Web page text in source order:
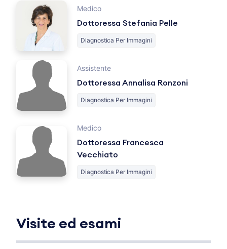
Medico
Dottoressa Stefania Pelle
Diagnostica Per Immagini
Assistente
Dottoressa Annalisa Ronzoni
Diagnostica Per Immagini
Medico
Dottoressa Francesca
Vecchiato
Diagnostica Per Immagini
Visite ed esami